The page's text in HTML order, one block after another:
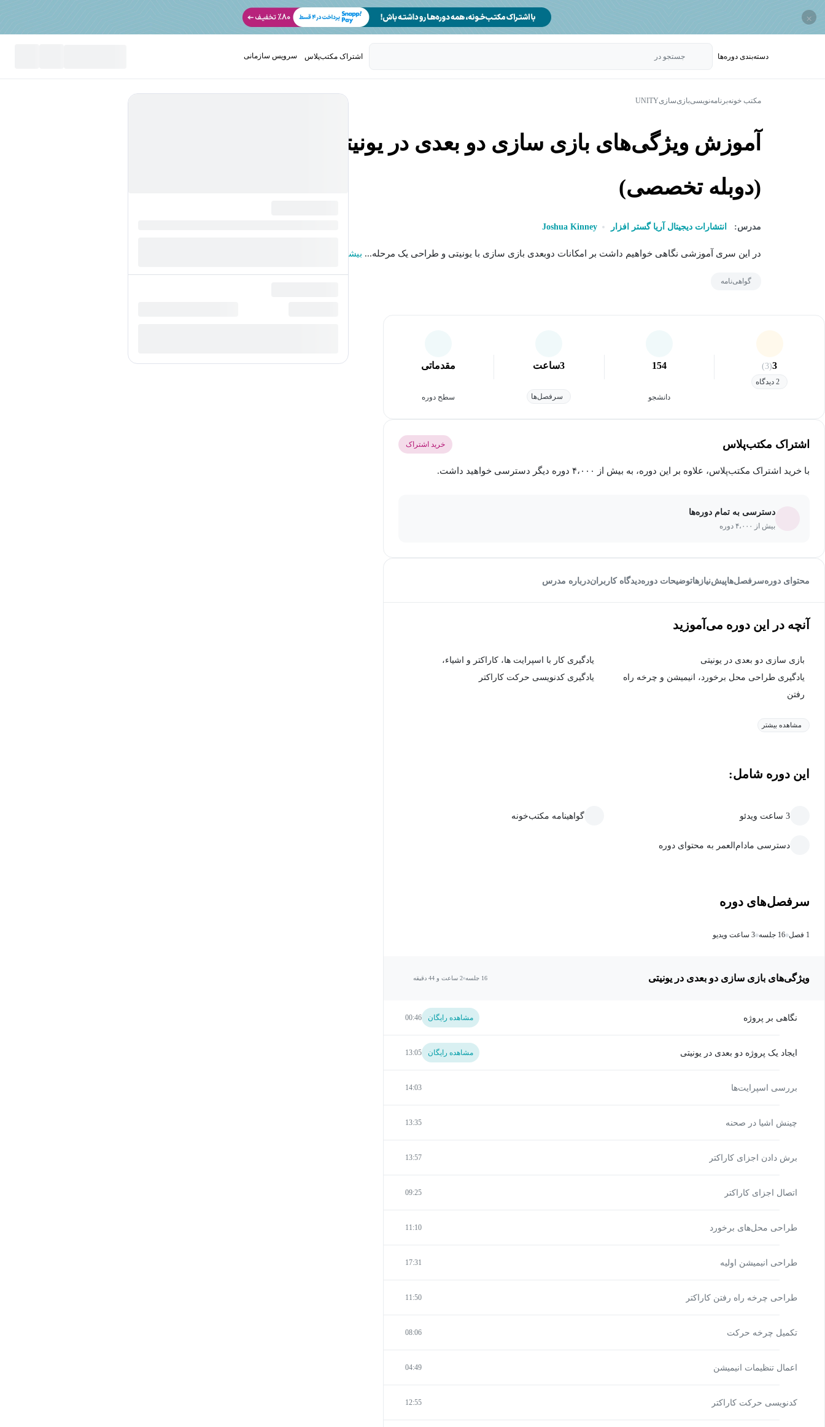
×
دسته‌بندی‌ دوره‌ها جستجو در اشتراک مکتب‌پلاس سرویس سازمانی
مکتب خونهبرنامه‌نویسیبازی‌سازیUNITY
آموزش ویژگی‌های بازی سازی دو بعدی در یونیتی
(دوبله تخصصی)
مدرس: انتشارات دیجیتال آریا گستر افزار Joshua Kinney
در این سری آموزشی نگاهی خواهیم داشت بر امکانات دوبعدی بازی سازی با یونیتی و طراحی یک مرحله... بیشتر
گواهی‌نامه
3
(3)
2 دیدگاه
154
دانشجو
3ساعت
سرفصل‌ها
مقدماتی
سطح دوره
اشتراک مکتب‌پلاس خرید اشتراک
با خرید اشتراک مکتب‌پلاس، علاوه بر این دوره، به بیش از ۴،۰۰۰ دوره دیگر دسترسی خواهید داشت.
دسترسی به تمام دوره‌ها
بیش از ۴،۰۰۰ دوره
محتوای دورهسرفصل‌هاپیش‌نیاز‌هاتوضیحات دورهدیدگاه کاربراندرباره مدرس
آنچه در این دوره می‌آموزید
بازی سازی دو بعدی در یونیتی
یادگیری کار با اسپرایت ها، کاراکتر و اشیاء،
یادگیری طراحی محل برخورد، انیمیشن و چرخه راه
رفتن
یادگیری کدنویسی حرکت کاراکتر
مشاهده بیشتر
این دوره شامل:
3 ساعت ویدئو گواهینامه مکتب‌خونه
دسترسی مادام‌العمر به محتوای دوره
سرفصل‌های دوره
1 فصل 16 جلسه 3 ساعت ویدیو
ویژگی‌های بازی سازی دو بعدی در یونیتی 16 جلسه 2 ساعت و 44 دقیقه
نگاهی بر پروژه مشاهده رایگان 00:46
ایجاد یک پروژه دو بعدی در یونیتی مشاهده رایگان 13:05
بررسی اسپرایت‌ها 14:03
چینش اشیا در صحنه 13:35
برش دادن اجزای کاراکتر 13:57
اتصال اجزای کاراکتر 09:25
طراحی محل‌های برخورد 11:10
طراحی انیمیشن اولیه 17:31
طراحی چرخه راه رفتن کاراکتر 11:50
تکمیل چرخه حرکت 08:06
اعمال تنظیمات انیمیشن 04:49
کدنویسی حرکت کاراکتر 12:55